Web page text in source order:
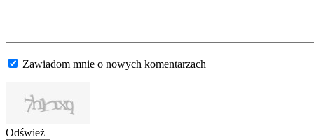
Zawiadom mnie o nowych komentarzach
Odśwież